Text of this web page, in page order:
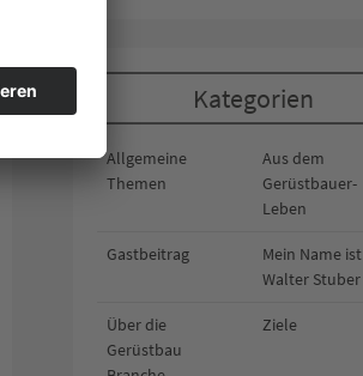
Kategorien
Allgemeine
Themen
Aus dem
Gerüstbauer-
Leben
Gastbeitrag
Mein Name ist
Walter Stuber
Über die
Gerüstbau
Ziele